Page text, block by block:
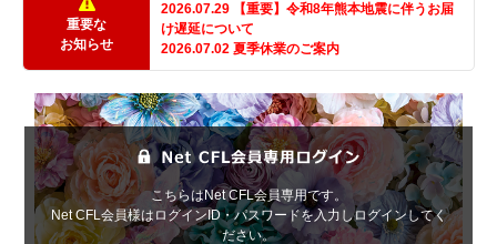
重要な
お知らせ
2026.07.29 【重要】令和8年熊本地震に伴うお届
け遅延について
2026.07.02 夏季休業のご案内
こちらはNet CFL会員専用です。
Net CFL会員様はログインID・パスワードを入力しログインしてく
ださい。